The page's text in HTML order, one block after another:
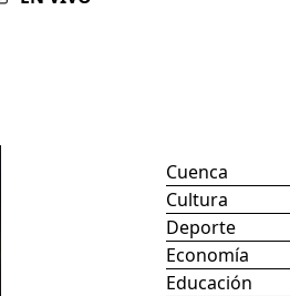
Cuenca
Cultura
Deporte
Economía
Educación